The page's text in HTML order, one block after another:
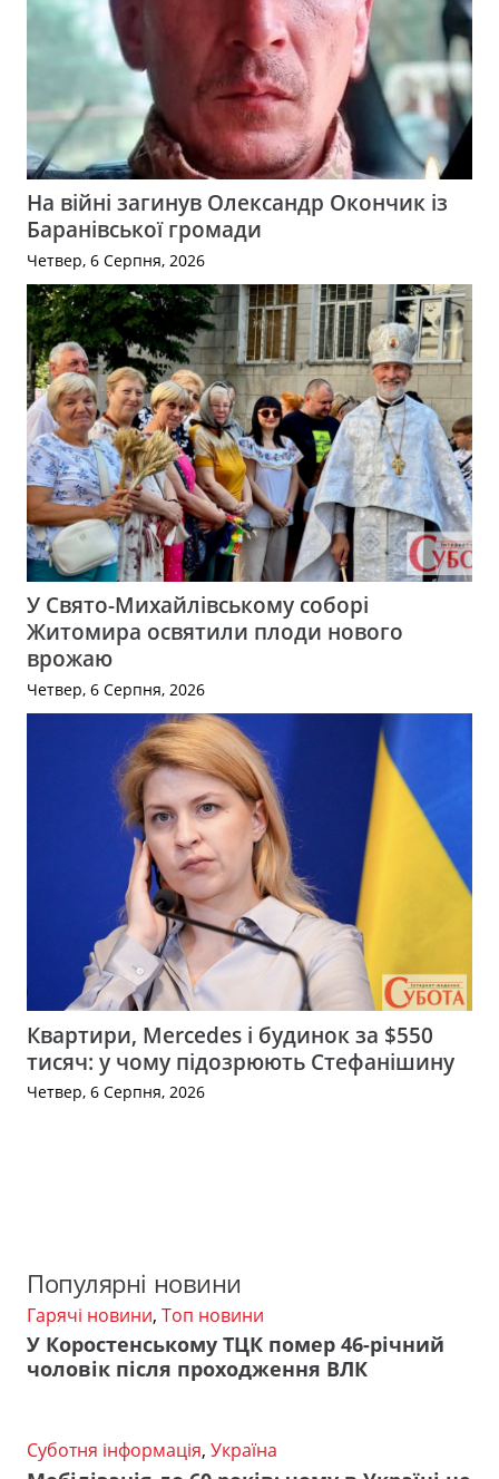
На війні загинув Олександр Окончик із
Баранівської громади
Четвер, 6 Серпня, 2026
У Свято-Михайлівському соборі
Житомира освятили плоди нового
врожаю
Четвер, 6 Серпня, 2026
Квартири, Mercedes і будинок за $550
тисяч: у чому підозрюють Стефанішину
Четвер, 6 Серпня, 2026
Популярні новини
Гарячі новини, Топ новини
У Коростенському ТЦК помер 46-річний
чоловік після проходження ВЛК
Суботня інформація, Україна